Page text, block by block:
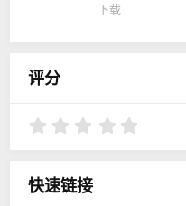
下载
评分
快速链接